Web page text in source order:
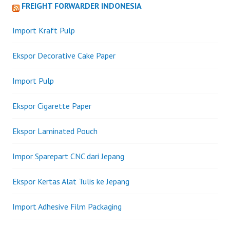
FREIGHT FORWARDER INDONESIA
Import Kraft Pulp
Ekspor Decorative Cake Paper
Import Pulp
Ekspor Cigarette Paper
Ekspor Laminated Pouch
Impor Sparepart CNC dari Jepang
Ekspor Kertas Alat Tulis ke Jepang
Import Adhesive Film Packaging